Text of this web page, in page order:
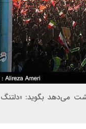
می‌دهد بگوید: